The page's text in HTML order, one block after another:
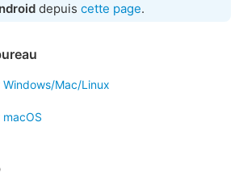
depuis cette page.
Mac/Linux